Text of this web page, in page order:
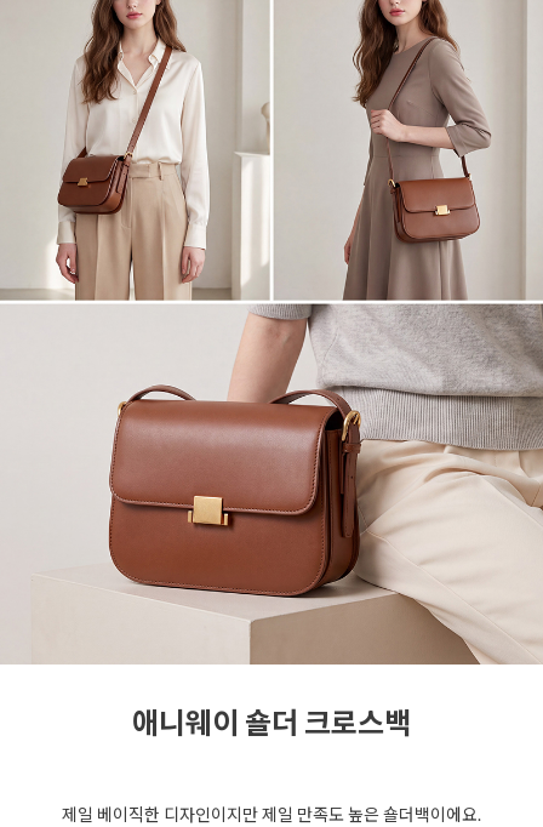
애니웨이 숄더 크로스백
제일 베이직한 디자인이지만 제일 만족도 높은 숄더백이에요.